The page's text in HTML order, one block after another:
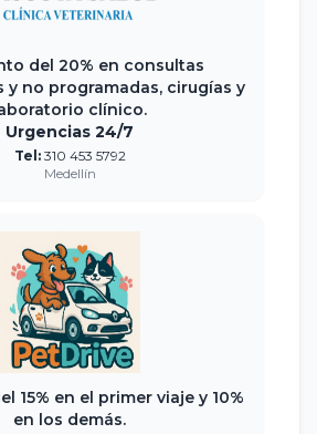
del 20% en consultas
y no programadas, cirugías y
clínico.
Urgencias 24/7
Tel:310 453 5792
Medellín
15% en el primer viaje y 10%
en los demás.